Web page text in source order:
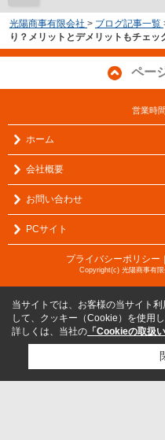
光陽商事有限会社 > ブログ記事一覧
り？メリットとデメリットもチェッ
ペー
営業時
ホーム
会社概要
お問い合わせ
PCサイト
プライバシーポリシー
Copyright(c) 光陽商事有
当サイトでは、お客様の当サイト
して、クッキー（Cookie）を使用し
詳しくは、当社の 「Cookieの取扱